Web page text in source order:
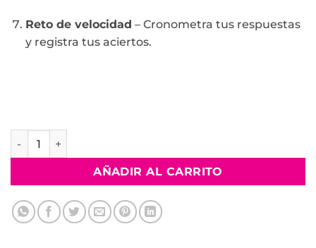
Reto de velocidad – Cronometra tus respuestas
y registra tus aciertos.
AÑADIR AL CARRITO